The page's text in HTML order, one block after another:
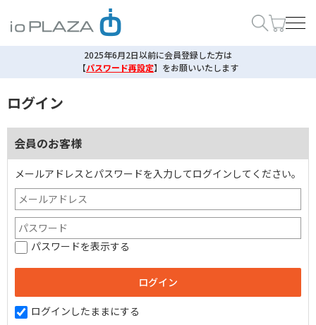
2025年6月2日以前に会員登録した方は
【パスワード再設定】 をお願いいたします
ログイン
会員のお客様
メールアドレスとパスワードを入力してログインしてください。
パスワードを表示する
ログインしたままにする